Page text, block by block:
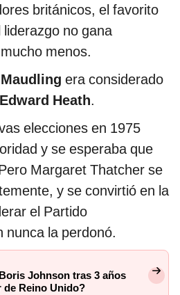
británicos, el favorito
no gana
menos.
era considerado
Edward Heath.
elecciones en 1975
y se esperaba que
Margaret Thatcher se
y se convirtió en la
el Partido
nunca la perdonó.
Johnson tras 3 años
Reino Unido?